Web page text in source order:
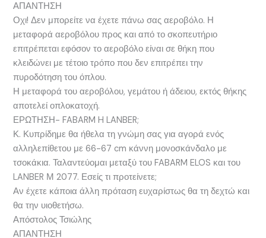
ΑΠΑΝΤΗΣΗ
Οχι! Δεν μπορείτε να έχετε πάνω σας αεροβόλο. Η
μεταφορά αεροβόλου προς και από το σκοπευτήριο
επιτρέπεται εφόσον το αεροβόλο είναι σε θήκη που
κλειδώνει με τέτοιο τρόπο που δεν επιτρέπει την
πυροδότηση του όπλου.
Η μεταφορά του αεροβόλου, γεμάτου ή άδειου, εκτός θήκης
αποτελεί οπλοκατοχή.
ΕΡΩΤΗΣΗ- FABARM H LANBER;
Κ. Κυπρίδημε θα ήθελα τη γνώμη σας για αγορά ενός
αλληλεπίθετου με 66-67 cm κάννη μονοσκάνδαλο με
τσοκάκια. Ταλαντεύομαι μεταξύ του FABARM ELOS και του
LANBER Μ 2077. Εσείς τι προτείνετε;
Αν έχετε κάποια άλλη πρόταση ευχαρίστως θα τη δεχτώ και
θα την υιοθετήσω.
Απόστολος Τσιώλης
ΑΠΑΝΤΗΣΗ